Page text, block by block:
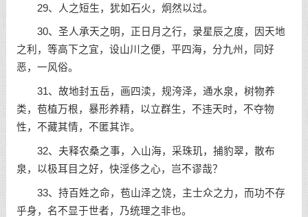
29、人之短生，犹如石火，炯然以过。
30、圣人承天之明，正日月之行，录星辰之度，因天地
之利，等高下之宜，设山川之便，平四海，分九州，同好
恶，一风俗。
31、故地封五岳，画四渎，规洿泽，通水泉，树物养
类，苞植万根，暴形养精，以立群生，不违天时，不夺物
性，不藏其情，不匿其诈。
32、夫释农桑之事，入山海，采珠玑，捕豹翠，散布
泉，以极耳目之好，快淫侈之心，岂不谬哉？
33、持百姓之命，苞山泽之饶，主士众之力，而功不存
乎身，名不显于世者，乃统理之非也。